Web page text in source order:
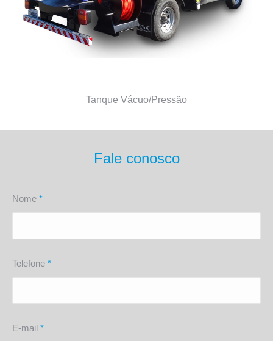
Tanque Vácuo/Pressão
Fale conosco
Nome *
Telefone *
E-mail *